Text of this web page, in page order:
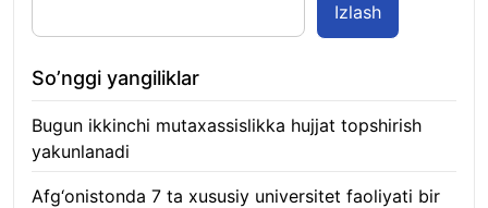
Izlash
So’nggi yangiliklar
Bugun ikkinchi mutaxassislikka hujjat topshirish
yakunlanadi
Afg‘onistonda 7 ta xususiy universitet faoliyati bir